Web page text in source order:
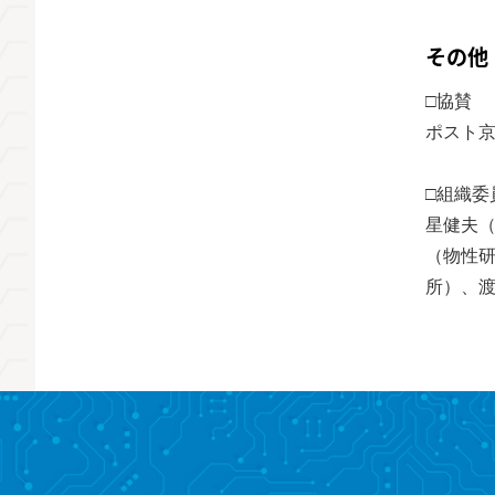
その他
□協賛
ポスト
□組織委
星健夫
（物性
所）、